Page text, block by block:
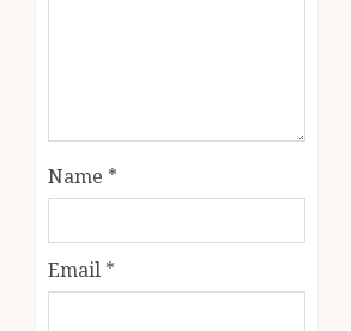
Name *
Email *